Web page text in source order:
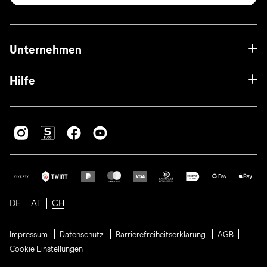
Unternehmen
Hilfe
DE AT CH
Impressum Datenschutz Barrierefreiheitserklärung
AGB
Cookie Einstellungen